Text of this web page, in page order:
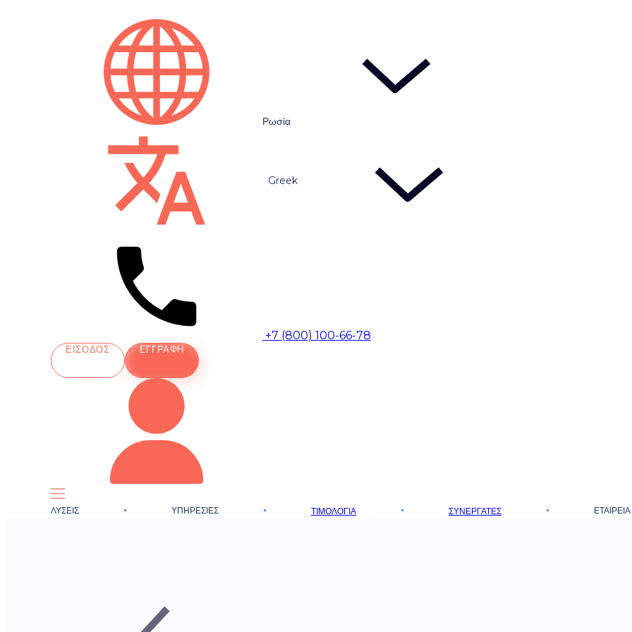
Ρωσία
Greek
+7 (800) 100-66-78
ΕΊΣΟΔΟΣ ΕΓΓΡΑΦΉ
ΛΎΣΕΙΣ ΥΠΗΡΕΣΊΕΣ ΤΙΜΟΛΌΓΙΑ ΣΥΝΕΡΓΆΤΕΣ ΕΤΑΙΡΕΊΑ